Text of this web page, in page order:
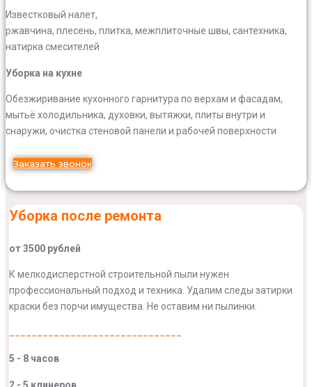
Известковый налет,
ржавчина, плесень, плитка, межплиточные швы, сантехника,
натирка смесителей
Уборка на кухне
Обезжиривание кухонного гарнитура по верхам и фасадам,
мытьё холодильника, духовки, вытяжки, плиты внутри и
снаружи, очистка стеновой панели и рабочей поверхности
Заказать звонок
Уборка после ремонта
от 3500 рублей
К мелкодисперстной строительной пыли нужен
профессиональный подход и техника. Удалим следы затирки
краски без порчи имущества. Не оставим ни пылинки.
5 - 8 часов